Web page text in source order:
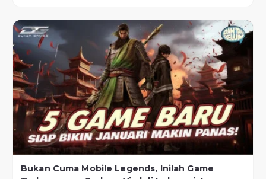
Bukan Cuma Mobile Legends, Inilah Game